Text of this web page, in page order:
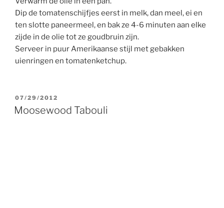
Dip de tomatenschijfjes eerst in melk, dan meel, ei en
ten slotte paneermeel, en bak ze 4-6 minuten aan elke
zijde in de olie tot ze goudbruin zijn.
Serveer in puur Amerikaanse stijl met gebakken
uienringen en tomatenketchup.
GEPLAATST
OP
07/29/2012
Moosewood Tabouli